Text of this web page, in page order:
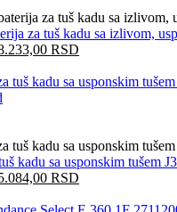
za tuš kadu sa izlivom,
RSD
kadu sa usponskim tušem
RSD